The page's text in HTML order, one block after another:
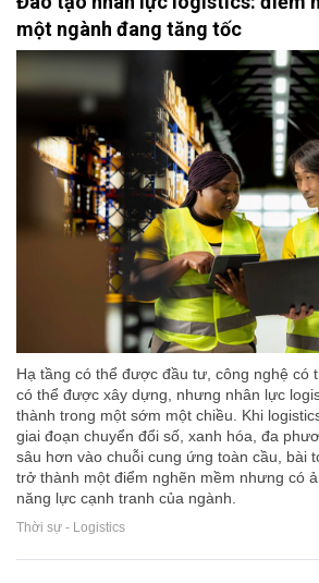
một ngành đang tăng tốc
Hạ tầng có thể được đầu tư, công nghệ có
có thể được xây dựng, nhưng nhân lực
thành trong một sớm một chiều. Khi
giai đoạn chuyển đổi số, xanh hóa, đa
sâu hơn vào chuỗi cung ứng toàn cầu, bài
trở thành một điểm nghẽn mềm nhưng có
năng lực cạnh tranh của ngành.
Thời sự - Logistics